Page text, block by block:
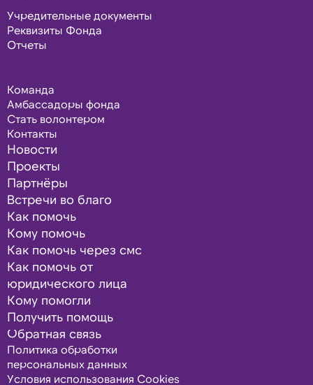
Учредительные документы
Реквизиты Фонда
Отчеты
Команда
Амбассадоры фонда
Стать волонтером
Контакты
Новости
Проекты
Партнёры
Встречи во благо
Как помочь
Кому помочь
Как помочь через смс
Как помочь от
юридического лица
Кому помогли
Получить помощь
Обратная связь
Политика обработки
персональных данных
Условия использования Cookies